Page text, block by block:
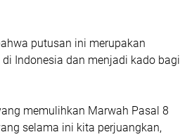
putusan ini merupakan
Indonesia dan menjadi kado bagi
memulihkan Marwah Pasal 8
selama ini kita perjuangkan,